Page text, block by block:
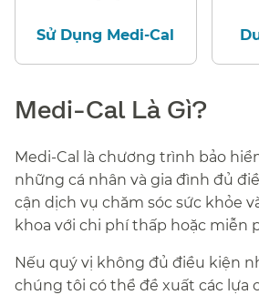
Sử Dụng Medi-Cal​​
Medi-Cal Là Gì?​​
Medi-Cal là chương trình bảo
những cá nhân và gia đình đủ
cận dịch vụ chăm sóc sức khỏe
khoa với chi phí thấp hoặc miễn
Nếu quý vị không đủ điều kiện
chúng tôi có thể đề xuất các lựa